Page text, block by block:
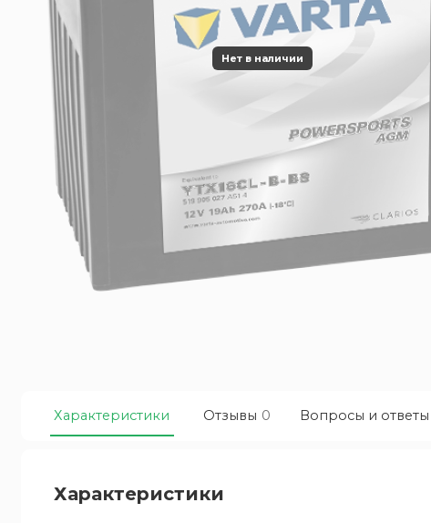
Нет в наличии
Характеристики Отзывы 0 Вопросы и ответы
Характеристики